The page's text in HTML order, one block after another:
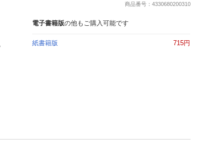
商品番号：4330680200310
電子書籍版の他もご購入可能です
紙書籍版 715円